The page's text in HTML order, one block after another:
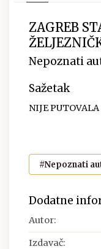
ZAGREB
Nepoznati
Sažetak
NIJE PUTOVALA
#Nepoznati
Dodatne
Autor:
Izdavač: